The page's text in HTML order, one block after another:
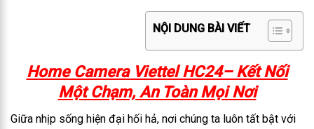
NỘI DUNG BÀI VIẾT
Home Camera Viettel HC24– Kết Nối
Một Chạm, An Toàn Mọi Nơi
Giữa nhịp sống hiện đại hối hả, nơi chúng ta luôn tất bật với